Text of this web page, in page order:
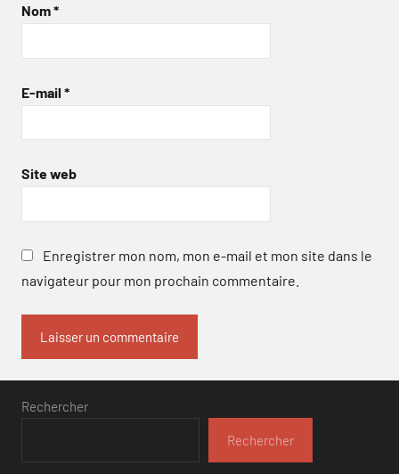
Nom*
E-mail *
Site web
Enregistrer mon nom, mon e-mail et mon site dans le
navigateur pour mon prochain commentaire.
Rechercher
Rechercher